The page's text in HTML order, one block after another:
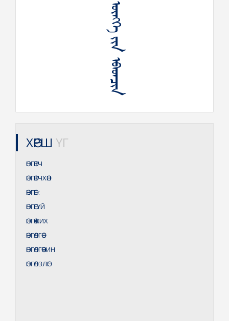
ᠥᠩᠭᠡ ᠶᠢᠨ ᠡᠪᠡᠳᠴᠢᠨ
ХӨРШ ҮГ
ӨНГӨВЧ
ӨНГӨВЧХӨН
ӨНГӨГ:
ӨНГӨГҮЙ
ӨНГӨЖИХ
ӨНГӨЛГӨӨ
ӨНГӨЛГӨӨЧИН
ӨНГӨЛЗЛӨГ